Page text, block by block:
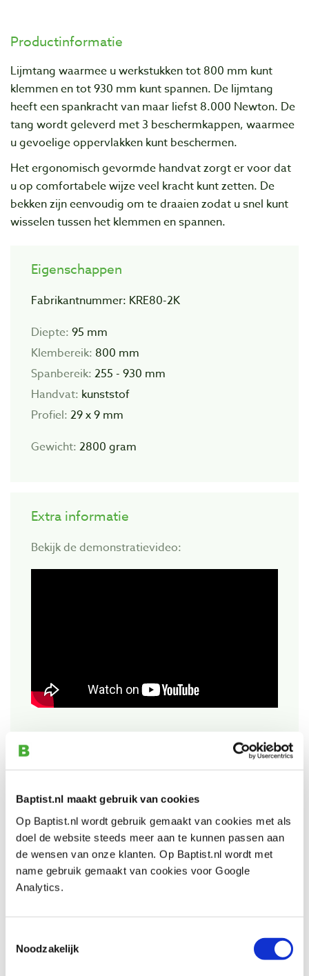
Baptist.nl maakt gebruik van cookies
Op Baptist.nl wordt gebruik gemaakt van cookies met als
doel de website steeds meer aan te kunnen passen aan
de wensen van onze klanten. Op Baptist.nl wordt met
name gebruik gemaakt van cookies voor Google
Analytics.
Noodzakelijk
Productinformatie
Lijmtang waarmee u werkstukken tot 800 mm kunt
klemmen en tot 930 mm kunt spannen. De lijmtang
heeft een spankracht van maar liefst 8.000 Newton. De
tang wordt geleverd met 3 beschermkappen, waarmee
u gevoelige oppervlakken kunt beschermen.
Het ergonomisch gevormde handvat zorgt er voor dat
u op comfortabele wijze veel kracht kunt zetten. De
bekken zijn eenvoudig om te draaien zodat u snel kunt
wisselen tussen het klemmen en spannen.
Eigenschappen
Fabrikantnummer: KRE80-2K
Diepte: 95 mm
Klembereik: 800 mm
Spanbereik: 255 - 930 mm
Handvat: kunststof
Profiel: 29 x 9 mm
Gewicht: 2800 gram
Extra informatie
Bekijk de demonstratievideo:
Artikelnummer: 6399643
€ 83,85 incl. btw
€ 69,30 excl. btw
Bessey variabele corpuslijmtang 1500 x